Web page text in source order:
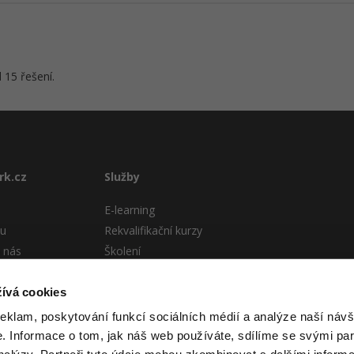
cookies
poskytování funkcí sociálních médií a analýze naší
Informace o tom, jak náš web používáte, sdílíme se svými
řešení.
nás
Služby
E-learning
Rekvalifikační kurzy
Školení